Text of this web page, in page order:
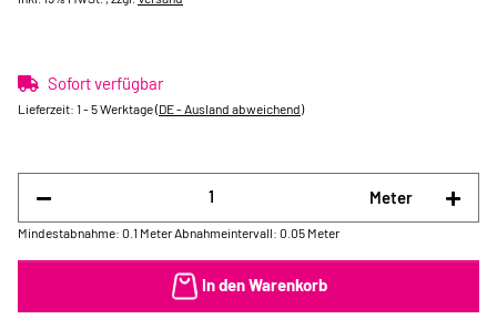
Sofort verfügbar
Lieferzeit: 1 - 5 Werktage(DE - Ausland abweichend)
Meter
Mindestabnahme: 0.1 Meter Abnahmeintervall: 0.05 Meter
In den Warenkorb